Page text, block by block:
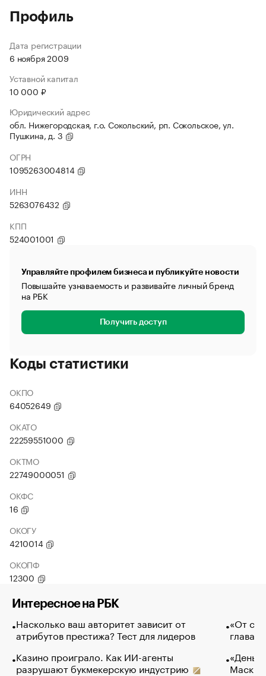
Профиль
Дата регистрации
6 ноября 2009
Уставной капитал
10 000 ₽
Юридический адрес
обл. Нижегородская, г.о. Сокольский, рп. Сокольское, ул.
Пушкина, д. 3
ОГРН
1095263004814
ИНН
5263076432
КПП
524001001
Управляйте профилем бизнеса и публикуйте новости
Повышайте узнаваемость и развивайте личный бренд
на РБК
Получить доступ
Коды статистики
ОКПО
64052649
ОКАТО
22259551000
ОКТМО
22749000051
ОКФС
16
ОКОГУ
4210014
ОКОПФ
12300
Интересное на РБК
Насколько ваш авторитет зависит от
атрибутов престижа? Тест для лидеров
Казино проиграло. Как ИИ-агенты
разрушают букмекерскую индустрию
«От
глава
Маск в